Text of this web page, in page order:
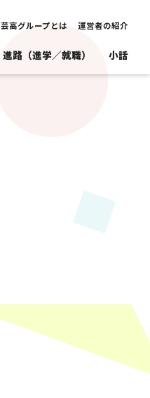
進路（進学／就職） 小話
芸高グループとは 運営者の紹介